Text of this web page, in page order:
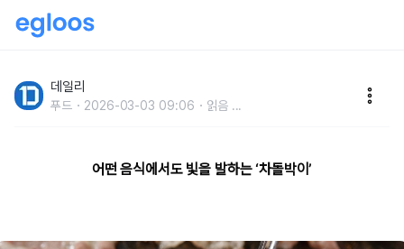
데일리
푸드 2026-03-03 09:06 읽음 ...
어떤 음식에서도 빛을 발하는 ‘차돌박이’